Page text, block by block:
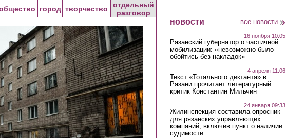
город творчество
отдельный
разговор
новости все новости
16 ноября 10:05
Рязанский губернатор о частичной
мобилизации: «невозможно было
обойтись без накладок»
4 апреля 11:06
Текст «Тотального диктанта» в
Рязани прочитает литературный
критик Константин Мильчин
24 января 09:33
Жилинспекция составила опросник
для рязанских управляющих
компаний, включив пункт о наличии
судимости